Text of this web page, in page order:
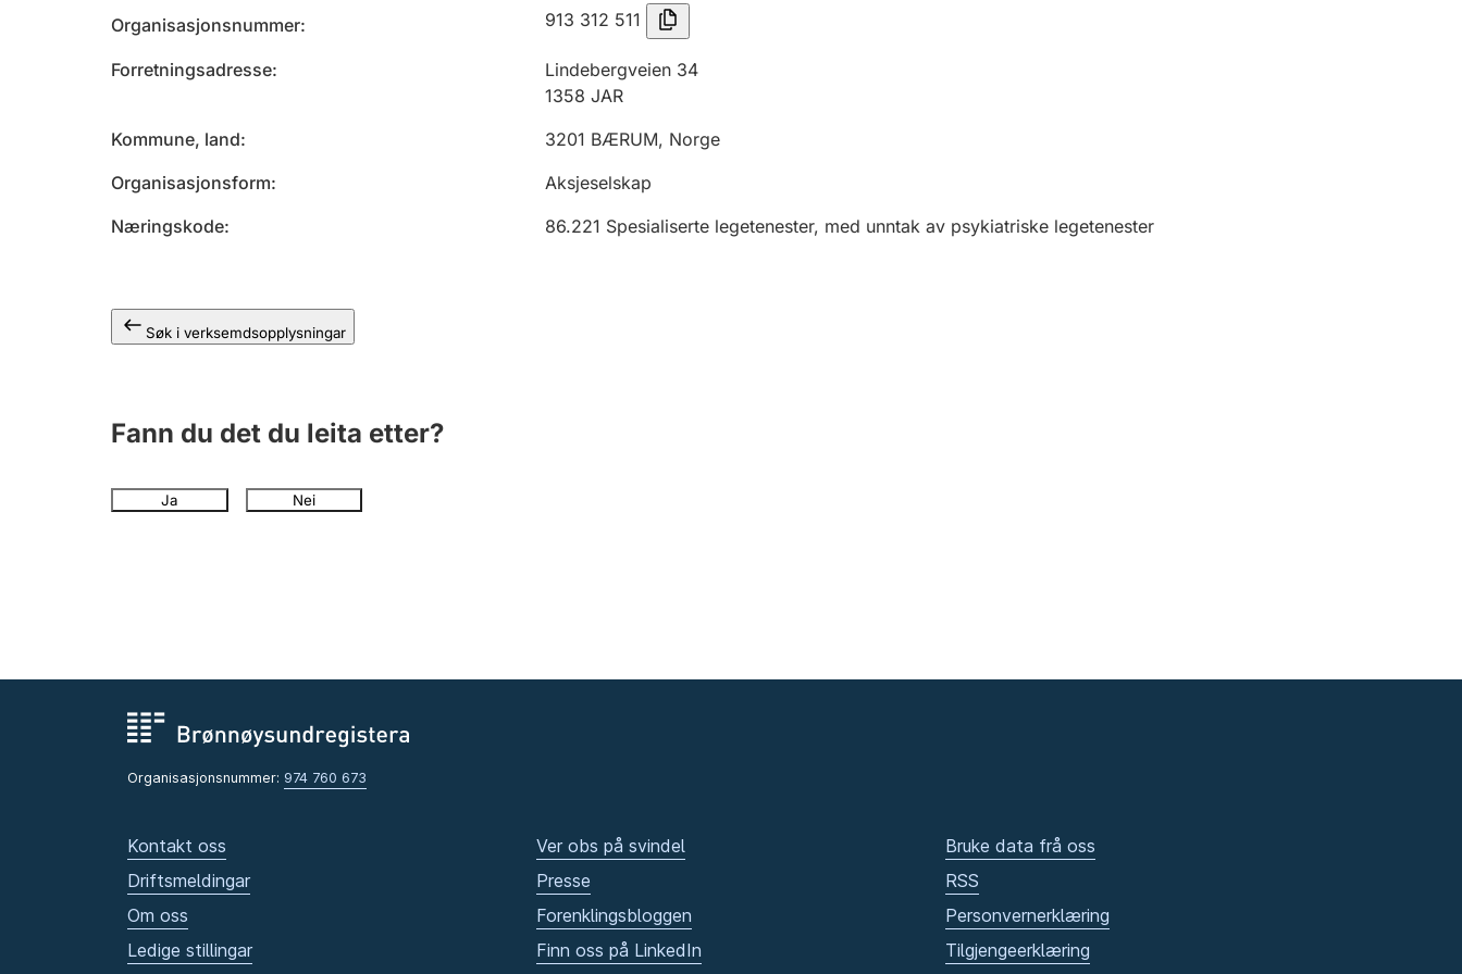
Organisasjonsnummer 913 312 511
Forretningsadresse
Lindebergveien 34
1358 JAR
Kommune, land
3201 BÆRUM, Norge
Organisasjonsform
Aksjeselskap
Næringskode
86.221 Spesialiserte legetenester, med unntak av psykiatriske legetenester
Søk i verksemdsopplysningar
Fann du det du leita etter?
Ja Nei
Organisasjonsnummer: 974 760 673
Kontakt oss
Driftsmeldingar
Om oss
Ledige stillingar
Ver obs på svindel
Presse
Forenklingsbloggen
Finn oss på LinkedIn
Bruke data frå oss
RSS
Personvernerklæring
Tilgjengeerklæring